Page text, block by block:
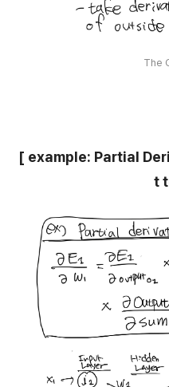
The
[ example: Partial
t